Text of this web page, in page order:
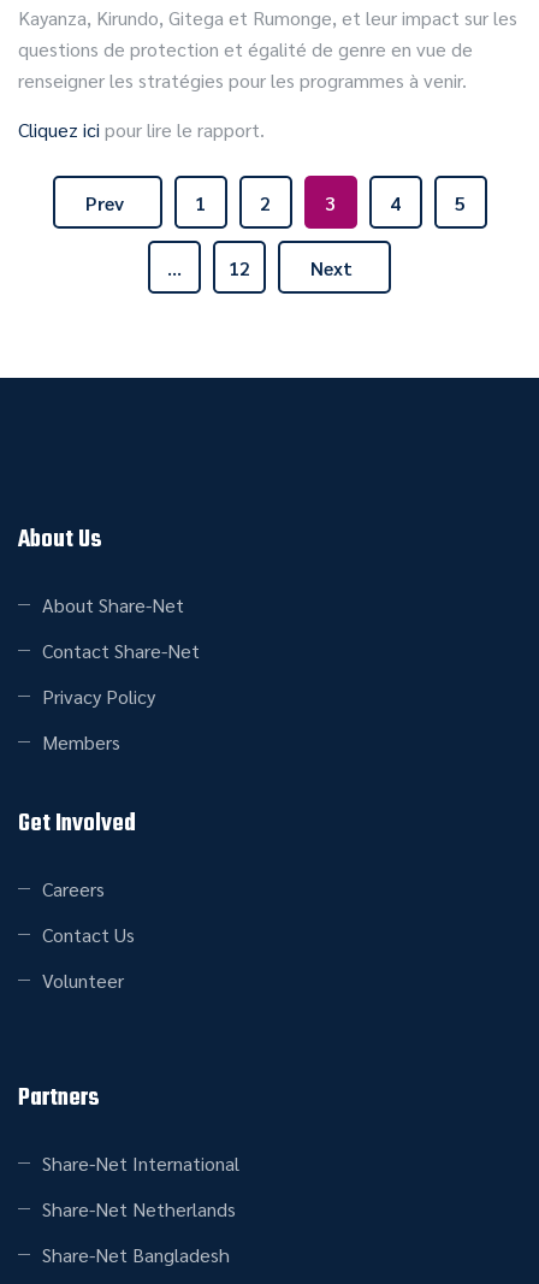
Kayanza, Kirundo, Gitega et Rumonge, et leur impact sur les
questions de protection et égalité de genre en vue de
renseigner les stratégies pour les programmes à venir.
Cliquez ici pour lire le rapport.
Prev 1 2 3 4 5
… 12 Next
About Us
About Share-Net
Contact Share-Net
Privacy Policy
Members
Get Involved
Careers
Contact Us
Volunteer
Partners
Share-Net International
Share-Net Netherlands
Share-Net Bangladesh